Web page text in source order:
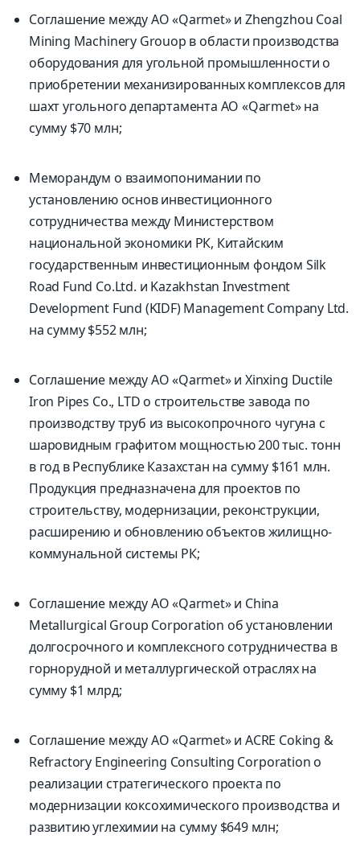
Соглашение между АО «Qarmet» и Zhengzhou Coal
Mining Machinery Grouоp в области производства
оборудования для угольной промышленности о
приобретении механизированных комплексов для
шахт угольного департамента АО «Qarmet» на
сумму $70 млн;
Меморандум о взаимопонимании по
установлению основ инвестиционного
сотрудничества между Министерством
национальной экономики РК, Китайским
государственным инвестиционным фондом Silk
Road Fund Co.Ltd. и Kazakhstan Investment
Development Fund (KIDF) Management Company Ltd.
на сумму $552 млн;
Соглашение между АО «Qarmet» и Xinxing Ductile
Iron Pipes Co., LTD о строительстве завода по
производству труб из высокопрочного чугуна с
шаровидным графитом мощностью 200 тыс. тонн
в год в Республике Казахстан на сумму $161 млн.
Продукция предназначена для проектов по
строительству, модернизации, реконструкции,
расширению и обновлению объектов жилищно-
коммунальной системы РК;
Соглашение между АО «Qarmet» и China
Metallurgical Group Corporation об установлении
долгосрочного и комплексного сотрудничества в
горнорудной и металлургической отраслях на
сумму $1 млрд;
Соглашение между АО «Qarmet» и ACRE Coking &
Refractory Engineering Consulting Corporation о
реализации стратегического проекта по
модернизации коксохимического производства и
развитию углехимии на сумму $649 млн;